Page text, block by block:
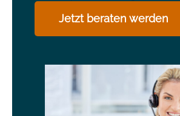
Jetzt beraten werden